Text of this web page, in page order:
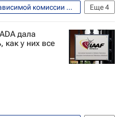
Еще4
Вторая часть доклада независимой комиссии WADA обнародована 14 января 2016 года
Балахничев
дала
как у них все